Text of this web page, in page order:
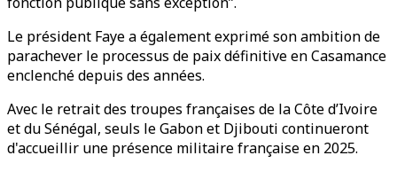
Le président Faye a également exprimé son ambition de
parachever le processus de paix définitive en Casamance
enclenché depuis des années.
Avec le retrait des troupes françaises de la Côte d’Ivoire
et du Sénégal, seuls le Gabon et Djibouti continueront
d'accueillir une présence militaire française en 2025.